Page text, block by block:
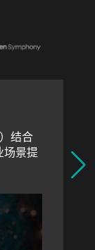
结合
场景提